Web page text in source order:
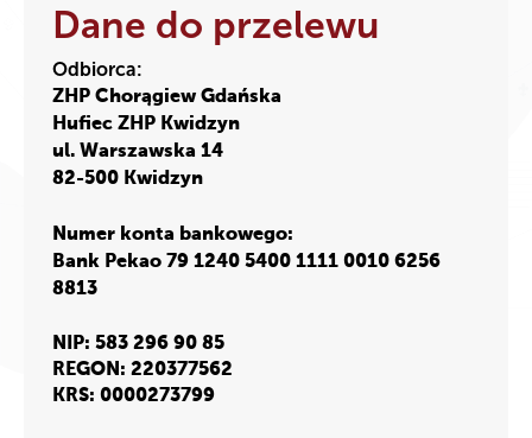
Dane do przelewu
Odbiorca:
ZHP Chorągiew Gdańska
Hufiec ZHP Kwidzyn
ul. Warszawska 14
82-500 Kwidzyn
Numer konta bankowego:
Bank Pekao 79 1240 5400 1111 0010 6256
8813
NIP: 583 296 90 85
REGON: 220377562
KRS: 0000273799